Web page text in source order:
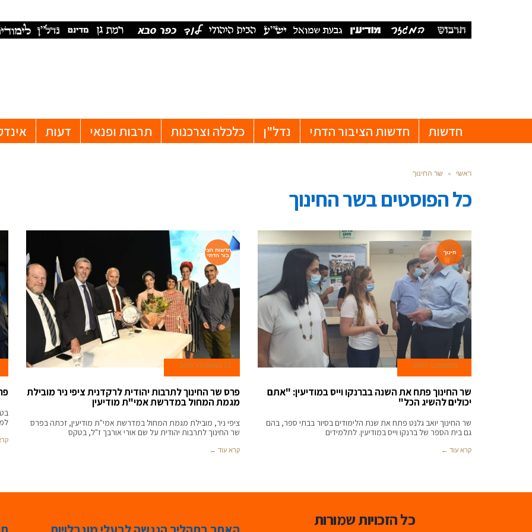
חדשות חדשות הציבור הדתי נדל"ן כלכלה וצרכנות תרבות ופנאי דעות
ראשי » שר החינוך
כל הפוסטים בשר החינוך
חינוך
1 בספטמבר 2020
שר החינוך פתח את השנה בברנקו וייס במודיעין: "אתם
יכולים להשיג הכל"
שר החינוך יואב גלנט פתח את שנת הלימודים בסיור בבתי ספר, בהם
גם בית הספר של ברנקו וייס במודיעין. לתלמידים
קרא עוד ←
חדשות הצי
בור הדתי
23 באוקטובר 2019
פרס שר החינוך לתרבות יהודית לרקדנית ציפי ניר מובילת
מגמת המחול במדרשת אמי"ת מודיעין
ציפי ניר, מובילת מגמת המחול במדרשת אמי"ת מודיעין, זכתה בפרס
שר החינוך לתרבות יהודית על שם אורי אורבך ז"ל, בטקס
קרא עוד ←
כל הזכויות שמורות